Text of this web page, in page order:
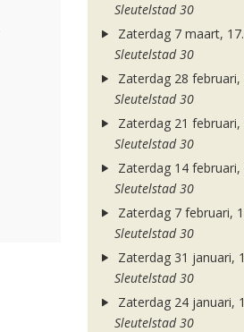
Sleutelstad 30
Zaterdag 7 maart,
Sleutelstad 30
Zaterdag 28 februari,
Sleutelstad 30
Zaterdag 21 februari,
Sleutelstad 30
Zaterdag 14 februari,
Sleutelstad 30
Zaterdag 7 februari,
Sleutelstad 30
Zaterdag 31 januari,
Sleutelstad 30
Zaterdag 24 januari,
Sleutelstad 30